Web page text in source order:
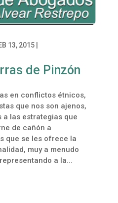
13, 2015|
de Pinzón
en conflictos étnicos,
que nos son ajenos,
a las estrategias que
de cañón a
que se les ofrece la
muy a menudo
a la...